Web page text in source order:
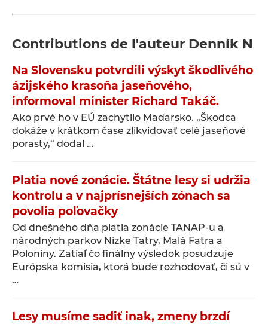
Contributions de l'auteur Denník N
Na Slovensku potvrdili výskyt škodlivého
ázijského krasoňa jaseňového,
informoval minister Richard Takáč.
Ako prvé ho v EÚ zachytilo Maďarsko. „Škodca
dokáže v krátkom čase zlikvidovať celé jaseňové
porasty,“ dodal …
Platia nové zonácie. Štátne lesy si udržia
kontrolu a v najprísnejších zónach sa
povolia poľovačky
Od dnešného dňa platia zonácie TANAP-u a
národných parkov Nízke Tatry, Malá Fatra a
Poloniny. Zatiaľ čo finálny výsledok posudzuje
Európska komisia, ktorá bude rozhodovať, či sú v
…
Lesy musíme sadiť inak, zmeny brzdí